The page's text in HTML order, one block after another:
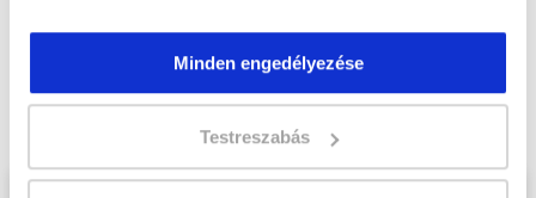
Minden engedélyezése
Testreszabás
Végezd elVám-, jövedéki- és termékdíj
asszisztens szakképesítés tanfolyam -
Békéscsabatanfolyamunkat és váltsd valóra